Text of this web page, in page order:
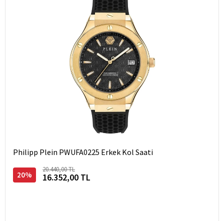
Philipp Plein PWUFA0225 Erkek Kol Saati
20%
20.440,00 TL
16.352,00 TL